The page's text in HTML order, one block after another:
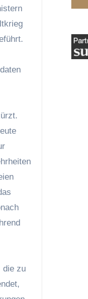
die zu